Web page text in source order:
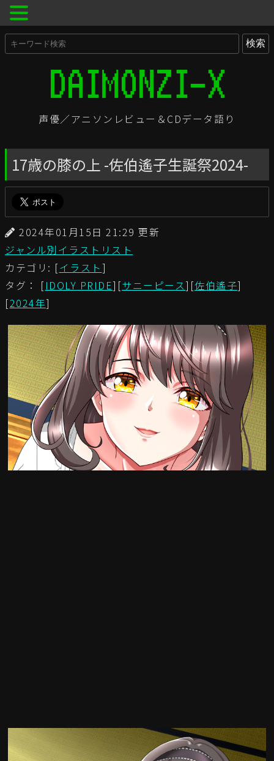
声優／アニソンレビュー＆CDデータ語り
17歳の膝の上 -佐伯遙子生誕祭2024-
2024年01月15日 21:29 更新
ジャンル別イラストリスト
カテゴリ: [イラスト]
タグ： [IDOLY PRIDE][サニーピース][佐伯遙子]
[2024年]